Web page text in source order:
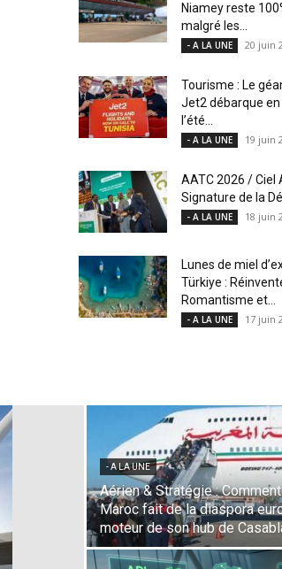
Niamey reste
malgré les...
- A LA UNE 20 juin
Tourisme : Le
Jet2 débarque
l’été...
- A LA UNE 19 juin
AATC 2026 / Ciel
Signature de la
- A LA UNE 18 juin
Lunes de miel
Türkiye :
Romantisme et...
- A LA UNE 17 juin
- A LA UNE
Une Révolution Stratégique à
Saadia Zahidi nommée
Générale